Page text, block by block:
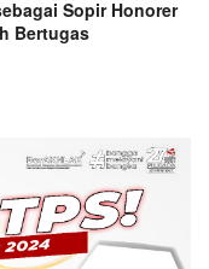
Sopir Honorer
Bertugas